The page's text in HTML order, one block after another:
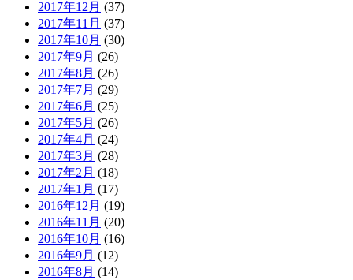
2017年12月 (37)
2017年11月 (37)
2017年10月 (30)
2017年9月 (26)
2017年8月 (26)
2017年7月 (29)
2017年6月 (25)
2017年5月 (26)
2017年4月 (24)
2017年3月 (28)
2017年2月 (18)
2017年1月 (17)
2016年12月 (19)
2016年11月 (20)
2016年10月 (16)
2016年9月 (12)
2016年8月 (14)